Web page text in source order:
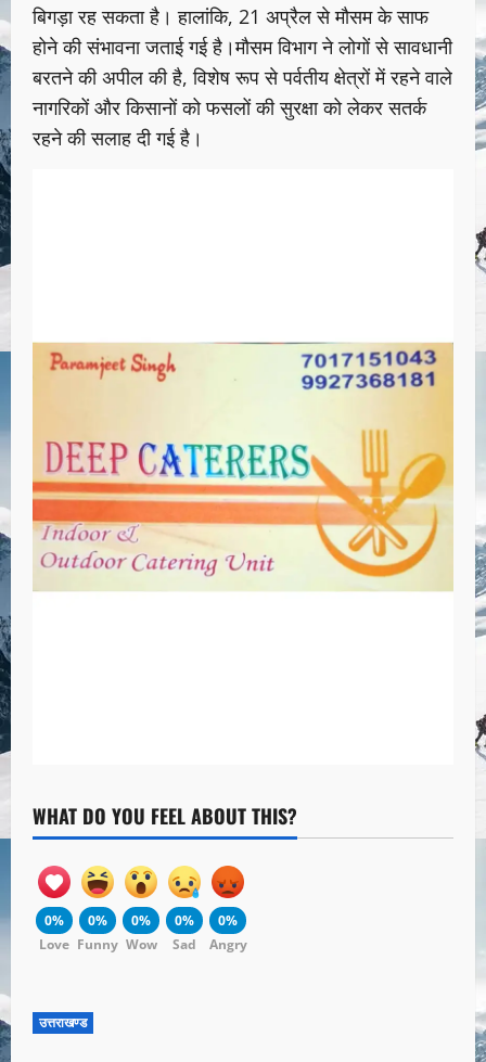
बिगड़ा रह सकता है। हालांकि, 21 अप्रैल से मौसम के साफ
होने की संभावना जताई गई है।मौसम विभाग ने लोगों से सावधानी
बरतने की अपील की है, विशेष रूप से पर्वतीय क्षेत्रों में रहने वाले
नागरिकों और किसानों को फसलों की सुरक्षा को लेकर सतर्क
रहने की सलाह दी गई है।
WHAT DO YOU FEEL ABOUT THIS?
0%
Love
0%
Funny
0%
Wow
0%
Sad
0%
Angry
उत्तराखण्ड